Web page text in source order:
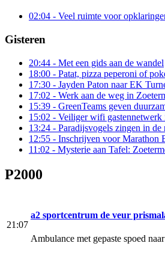
02:04 - Veel ruimte voor
Gisteren
20:44 - Met een gids aan de wandel
18:00 - Patat, pizza peperoni of
17:30 - Jayden Paton naar EK
17:02 - Werk aan de weg in
15:39 - GreenTeams geven
15:02 - Veiliger wifi gastennetwerk
13:24 - Paradijsvogels zingen in de
12:55 - Inschrijven voor Marathon
11:02 - Mysterie aan Tafel:
P2000
21:07
a2 sportcentrum de veur
Ambulance met gepaste spoed